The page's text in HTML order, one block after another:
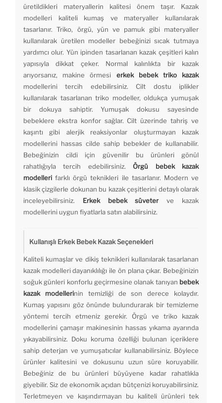
üretildikleri materyallerin kalitesi önem taşır. Kazak
modelleri kaliteli kumaş ve materyaller kullanılarak
tasarlanır. Triko, örgü, yün ve pamuk gibi materyaller
kullanılarak üretilen modeller bebeğinizi sıcak tutmaya
yardımcı olur. Yün ipinden tasarlanan kazak çeşitleri kalın
yapısıyla dikkat çeker. Normal kalınlıkta bir kazak
arıyorsanız, makine örmesi erkek bebek triko kazak
modellerini tercih edebilirsiniz. Cilt dostu iplikler
kullanılarak tasarlanan triko modeller, oldukça yumuşak
bir dokuya sahiptir. Yumuşak dokusu sayesinde
bebeklere ekstra konfor sağlar. Cilt üzerinde tahriş ve
kaşıntı gibi alerjik reaksiyonlar oluşturmayan kazak
modellerini hassas cilde sahip bebekler de kullanabilir.
Bebeğinizin cildi için güvenilir bu ürünleri gönül
rahatlığıyla tercih edebilirsiniz.Örgü bebek kazak
modelleri farklı örgü teknikleri ile tasarlanır. Modern ve
klasik çizgilerle dokunan bu kazak çeşitlerini detaylı olarak
inceleyebilirsiniz. Erkek bebek süveterve kazak
modellerini uygun fiyatlarla satın alabilirsiniz.
Kullanışlı Erkek Bebek Kazak Seçenekleri
Kaliteli kumaşlar ve dikiş teknikleri kullanılarak tasarlanan
kazak modelleri dayanıklılığı ile ön plana çıkar. Bebeğinizin
soğuk günleri konforlu geçirmesine olanak tanıyan bebek
kazak modellerinin temizliği de son derece kolaydır.
Kumaş yapısını göz önünde bulundurarak bir temizleme
yöntemi tercih etmeniz gerekir. Örgü ve triko kazak
modellerini çamaşır makinesinin hassas yıkama ayarında
yıkayabilirsiniz. Doku koruma özelliği bulunan içeriklere
sahip deterjan ve yumuşatıcılar kullanabilirsiniz. Böylece
ürünler kalitesini ve dokusunu uzun süre koruyabilir.
Bebeğiniz de bu ürünleri büyüyene kadar rahatlıkla
giyebilir. Siz de ekonomik açıdan bütçenizi koruyabilirsiniz.
Terletmeyen ve kaşındırmayan bu kaliteli ürünleri tek